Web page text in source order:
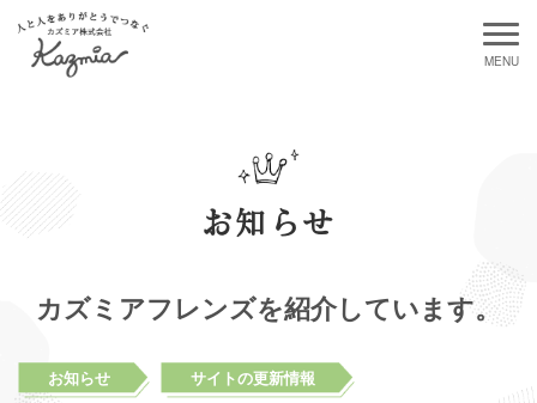
お知らせ
カズミアフレンズを紹介しています。
お知らせ サイトの更新情報